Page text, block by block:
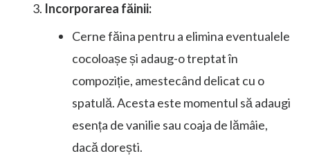
Incorporarea făinii:
Cerne făina pentru a elimina eventualele
cocoloașe și adaug-o treptat în
compoziție, amestecând delicat cu o
spatulă. Acesta este momentul să adaugi
esența de vanilie sau coaja de lămâie,
dacă dorești.